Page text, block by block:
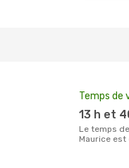
Temps de
13 h et
Le temps de vol de Londres vers Île
Maurice est